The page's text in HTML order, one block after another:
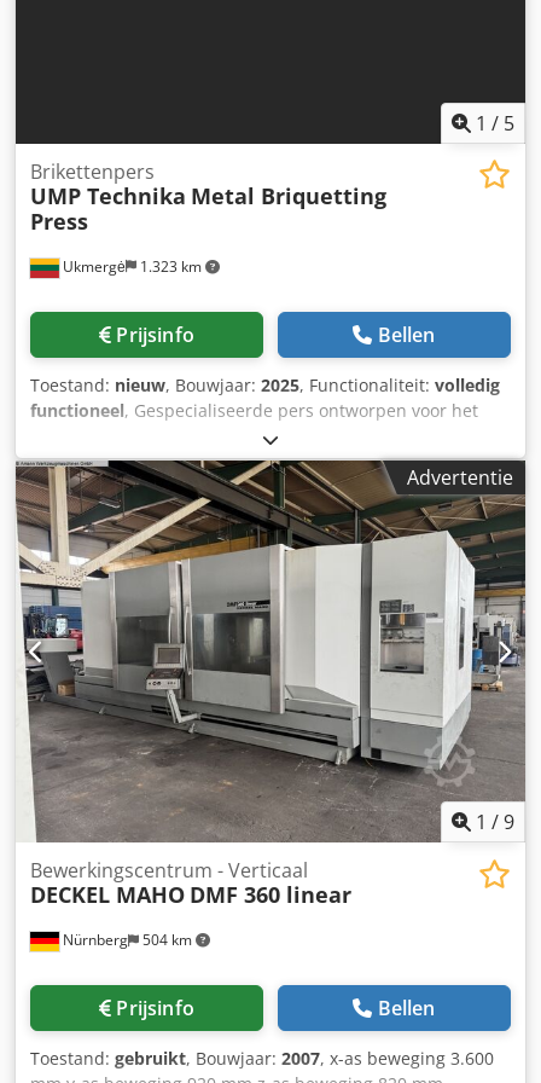
1 / 5
Ukmergė 1.323 km
Brikettenpers
UMP Technika Metal Briquetting
Press
Prijsinfo Bellen
Toestand: nieuw, Bouwjaar: 2025, Functionaliteit: volledig
functioneel, Gespecialiseerde pers ontworpen voor het
briketteren van ijzer, staal en soortgelijke legeringen.
Bevat geïntegreerde olieopvangmatten. Bevat geen
verpakkingstafel - alleen briketgeleiders (rails). Standaard
geleverd met heldere bunkerdeuren en
olieverwarmingselementen. De machines worden
bestuurd door Siemens KTP-400 touchscreens. De 2e
generatie is verkrijgbaar vanaf februari 2024. Neem voor
deze pers eerst contact met ons op! Technische gegevens:
Doorvoer: tot 600 briketten/uur* Hoofdmotor: 30 kW
Voedermotoren: 2,6 kW Koelsysteem: 1,6 kW Totaal
vermogen: 34,2 kW Olietank: 260 liter Filters: 4 Lengte:
2000 mm Breedte: 2000 mm Hoogte: 2200 mm Dwedpfx
Ajtmugcebqea Gewicht: 3500 kg Briketgrootte: 40-110, D80
mm Garantie: 2 jaar / 2 000 werkuren
Advertentie
1 /9
Nürnberg 504 km
Bewerkingscentrum - Verticaal
DECKEL MAHO DMF 360 linear
Prijsinfo Bellen
Toestand: gebruikt, Bouwjaar: 2007, x-as beweging 3.600